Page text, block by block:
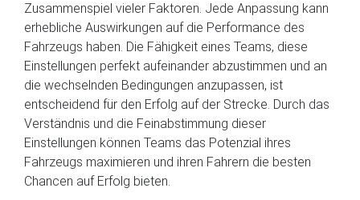
Zusammenspiel vieler Faktoren. Jede Anpassung kann
erhebliche Auswirkungen auf die Performance des
Fahrzeugs haben. Die Fähigkeit eines Teams, diese
Einstellungen perfekt aufeinander abzustimmen und an
die wechselnden Bedingungen anzupassen, ist
entscheidend für den Erfolg auf der Strecke. Durch das
Verständnis und die Feinabstimmung dieser
Einstellungen können Teams das Potenzial ihres
Fahrzeugs maximieren und ihren Fahrern die besten
Chancen auf Erfolg bieten.